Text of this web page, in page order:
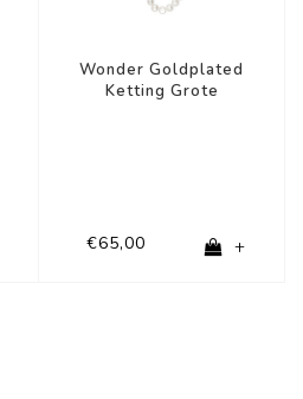
Wonder Goldplated
Ketting Grote
€65,00 +